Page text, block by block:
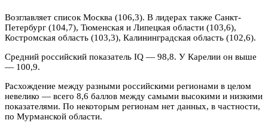
Возглавляет список Москва (106,3). В лидерах также Санкт-
Петербург (104,7), Тюменская и Липецкая области (103,6),
Костромская область (103,3), Калининградская область (102,6).
Средний российский показатель IQ — 98,8. У Карелии он выше
— 100,9.
Расхождение между разными российскими регионами в целом
невелико — всего 8,6 баллов между самыми высокими и низкими
показателями. По некоторым регионам нет данных, в частности,
по Мурманской области.